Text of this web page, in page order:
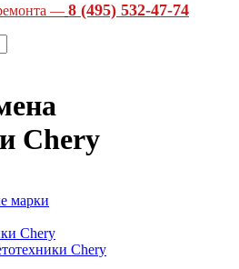
— 8 (495) 532-47-74
Chery
марки
Chery
Chery